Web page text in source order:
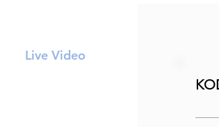
Live Video